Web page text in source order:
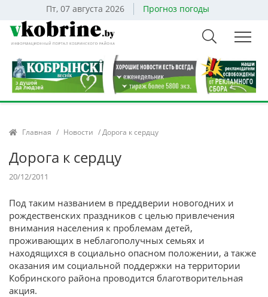
Пт, 07 августа 2026 Прогноз погоды
Главная / Новости / Дорога к сердцу
Дорога к сердцу
20/12/2011
Под таким названием в преддверии новогодних и
рождественских праздников с целью привлечения
внимания населения к проблемам детей,
проживающих в неблагополучных семьях и
находящихся в социально опасном положении, а также
оказания им социальной поддержки на территории
Кобринского района проводится благотворительная
акция.